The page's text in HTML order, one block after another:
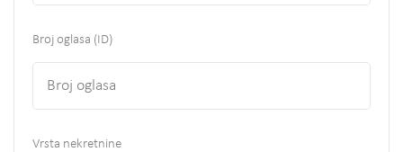
Broj oglasa (ID)
Vrsta nekretnine